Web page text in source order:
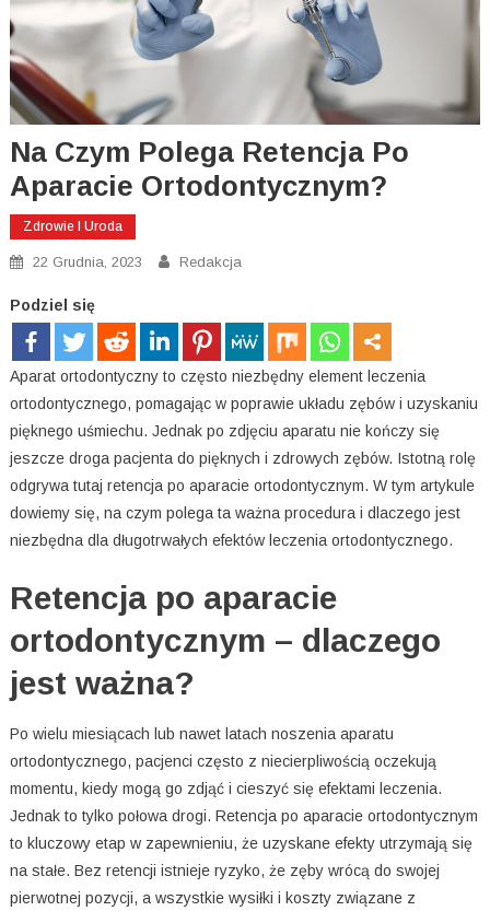
Na Czym Polega Retencja Po
Aparacie Ortodontycznym?
Zdrowie I Uroda
22 Grudnia, 2023 Redakcja
Podziel się
Aparat ortodontyczny to często niezbędny element leczenia
ortodontycznego, pomagając w poprawie układu zębów i uzyskaniu
pięknego uśmiechu. Jednak po zdjęciu aparatu nie kończy się
jeszcze droga pacjenta do pięknych i zdrowych zębów. Istotną rolę
odgrywa tutaj retencja po aparacie ortodontycznym. W tym artykule
dowiemy się, na czym polega ta ważna procedura i dlaczego jest
niezbędna dla długotrwałych efektów leczenia ortodontycznego.
Retencja po aparacie
ortodontycznym – dlaczego
jest ważna?
Po wielu miesiącach lub nawet latach noszenia aparatu
ortodontycznego, pacjenci często z niecierpliwością oczekują
momentu, kiedy mogą go zdjąć i cieszyć się efektami leczenia.
Jednak to tylko połowa drogi. Retencja po aparacie ortodontycznym
to kluczowy etap w zapewnieniu, że uzyskane efekty utrzymają się
na stałe. Bez retencji istnieje ryzyko, że zęby wrócą do swojej
pierwotnej pozycji, a wszystkie wysiłki i koszty związane z